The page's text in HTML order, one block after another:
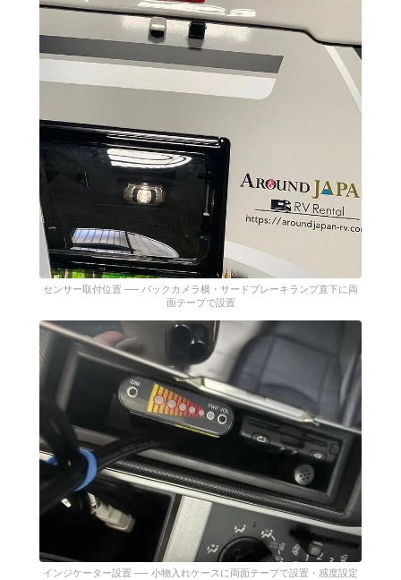
センサー取付位置 ── バックカメラ横・サードブレーキランプ直下に両
面テープで設置
インジケーター設置 ── 小物入れケースに両面テープで設置・感度設定